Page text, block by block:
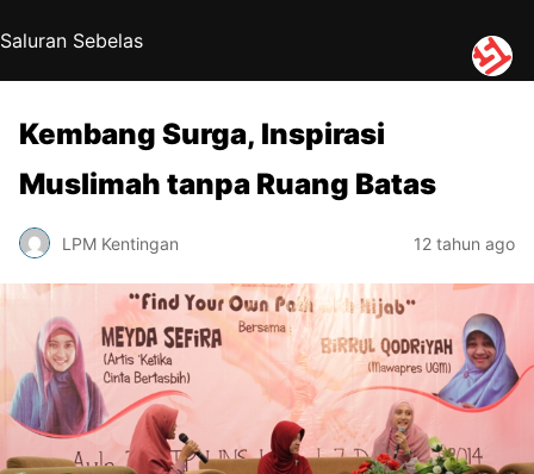
Saluran Sebelas
Kembang Surga, Inspirasi
Muslimah tanpa Ruang Batas
LPM Kentingan 12 tahun ago